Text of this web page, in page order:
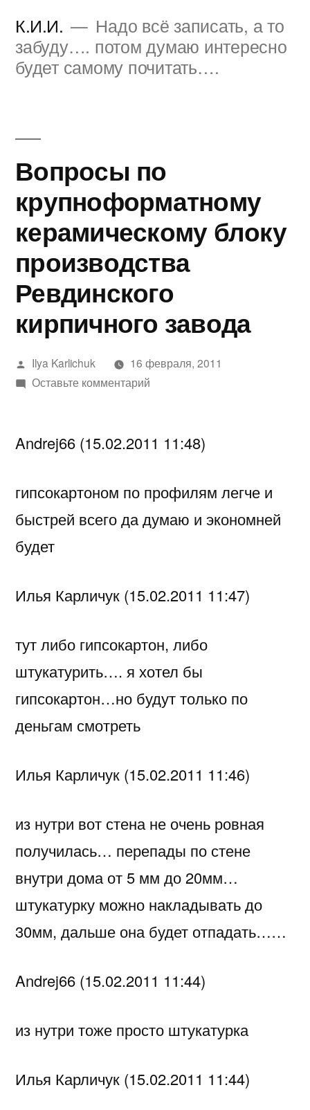
содержимому
К.И.И.
Надо всё записать, а то
забуду…. потом думаю интересно
будет самому почитать….
Вопросы по
крупноформатному
керамическому блоку
производства
Ревдинского
кирпичного завода
Написано
автором
Ilya Karlichuk
16 февраля, 2011
Оставьте комментарийк
крупноформатному
производства
Ревдинского
Andrej66 (15.02.2011 11:48)
гипсокартоном по профилям легче и
быстрей всего да думаю и экономней
будет
Илья Карличук (15.02.2011 11:47)
тут либо гипсокартон, либо
штукатурить…. я хотел бы
гипсокартон…но будут только по
деньгам смотреть
Илья Карличук (15.02.2011 11:46)
из нутри вот стена не очень ровная
получилась… перепады по стене
внутри дома от 5 мм до 20мм…
штукатурку можно накладывать до
30мм, дальше она будет отпадать……
Andrej66 (15.02.2011 11:44)
из нутри тоже просто штукатурка
Илья Карличук (15.02.2011 11:44)